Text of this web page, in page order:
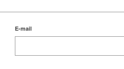
E-mail